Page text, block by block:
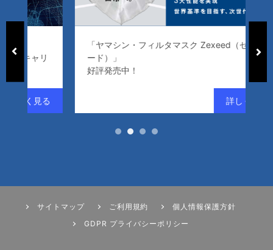
「ヤマシン・フィルタマスク Zexeed（ゼクシ
ード）」
好評発売中！
サイトマップ ご利用規約
個人情報保護方針
GDPR プライバシーポリシー